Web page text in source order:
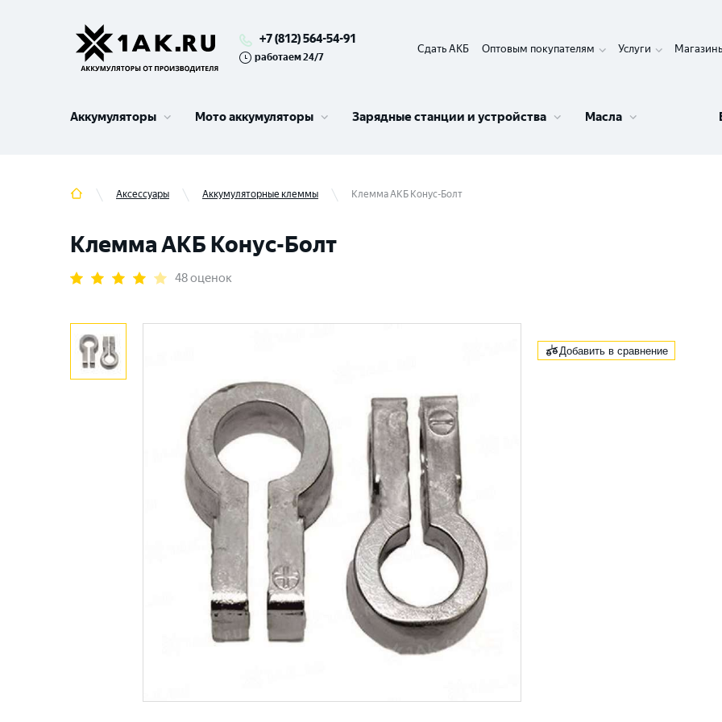
+7 (812) 564-54-91
работаем 24/7
Сдать АКБ Оптовым покупателям Услуги
Аккумуляторы Мото аккумуляторы Зарядные станции и устройства Масла
Аксессуары Аккумуляторные клеммы Клемма АКБ Конус-Болт
Клемма АКБ Конус-Болт
48 оценок
Добавить в сравнение